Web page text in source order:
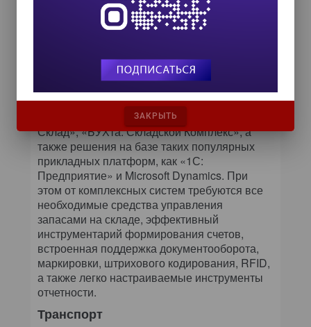
Manhattan Associates WMS, Exceed WMS
(Infor WM NG) компании SSA Global, Logistic
компании «Солво», CoreWMS компании
CorePartners, Radio Beаcon WMS компании
«SV:Склад» компании «Бизнес Консалтинг
Групп», «Фолио WinСклад», «1С: Торговля и
Склад», «БУХта: Складской Комплекс», а
также решения на базе таких популярных
прикладных платформ, как «1С:
Предприятие» и Microsoft Dynamics. При
этом от комплексных систем требуются все
необходимые средства управления
запасами на складе, эффективный
инструментарий формирования счетов,
встроенная поддержка документооборота,
маркировки, штрихового кодирования, RFID,
а также легко настраиваемые инструменты
отчетности.
Транспорт
ЗАКРЫТЬ